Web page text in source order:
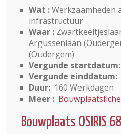
Wat :Werkzaamheden
infrastructuur
Waar :
Argussenlaan
(Oudergem)
Vergunde startdatum:
Vergunde einddatum:
Duur: 160 Werkdagen
Meer :
Bouwplaats OSIRIS